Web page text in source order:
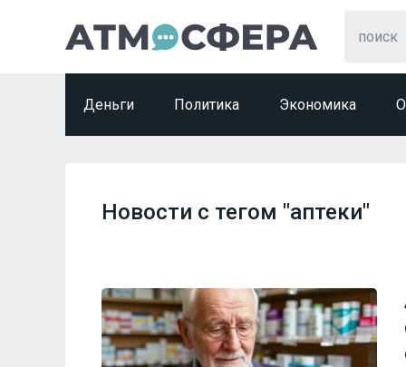
Деньги Политика Экономика
Новости с тегом "аптеки"